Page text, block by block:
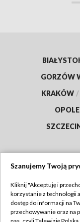
GORZÓW
KRAKÓW /
OPOLE
Abonament TVP
Szanujemy Twoją
Kliknij "Akceptuję i
korzystanie z technologii
dostęp do informacji na
przechowywanie oraz na